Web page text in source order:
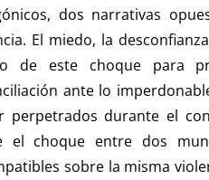
dos narrativas
El miedo, la
de este choque para
ante lo
perpetrados durante el
el choque entre dos
sobre la misma